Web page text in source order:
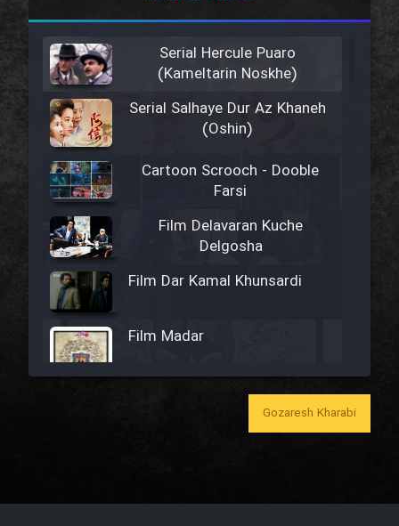
Serial Hercule Puaro
(Kameltarin Noskhe)
Serial Salhaye Dur Az Khaneh
(Oshin)
Cartoon Scrooch - Dooble
Farsi
Film Delavaran Kuche
Delgosha
Film Dar Kamal Khunsardi
Film Madar
Film Bozorg Kheily Bozorg
Gozaresh Kharabi